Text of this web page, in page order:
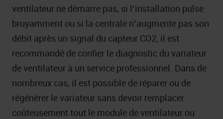
ventilateur ne démarre pas, si l’installation pulse
bruyamment ou si la centrale n’augmente pas son
débit après un signal du capteur CO2, il est
recommandé de confier le diagnostic du variateur
de ventilateur à un service professionnel. Dans de
nombreux cas, il est possible de réparer ou de
régénérer le variateur sans devoir remplacer
coûteusement tout le module de ventilateur ou